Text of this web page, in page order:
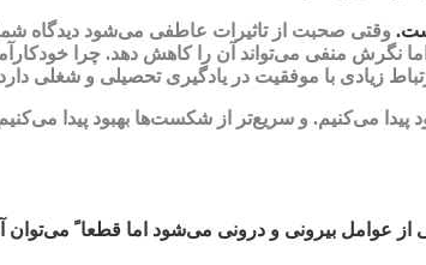
وقتی صحبت از تاثیرات عاطفی می‌شود دیدگاه شما
نگرش منفی می‌تواند آن را کاهش دهد. چرا
زیادی با موفقیت در یادگیری تحصیلی و شغلی
می‌کنیم. و سریع‌تر از شکست‌ها بهبود پیدا
عوامل بیرونی و درونی می‌شود اما قطعا ً می‌توان آن